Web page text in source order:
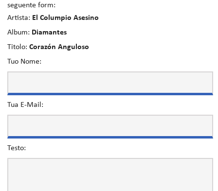
seguente form:
Artista: El Columpio Asesino
Album: Diamantes
Titolo: Corazón Anguloso
Tuo Nome:
Tua E-Mail:
Testo: